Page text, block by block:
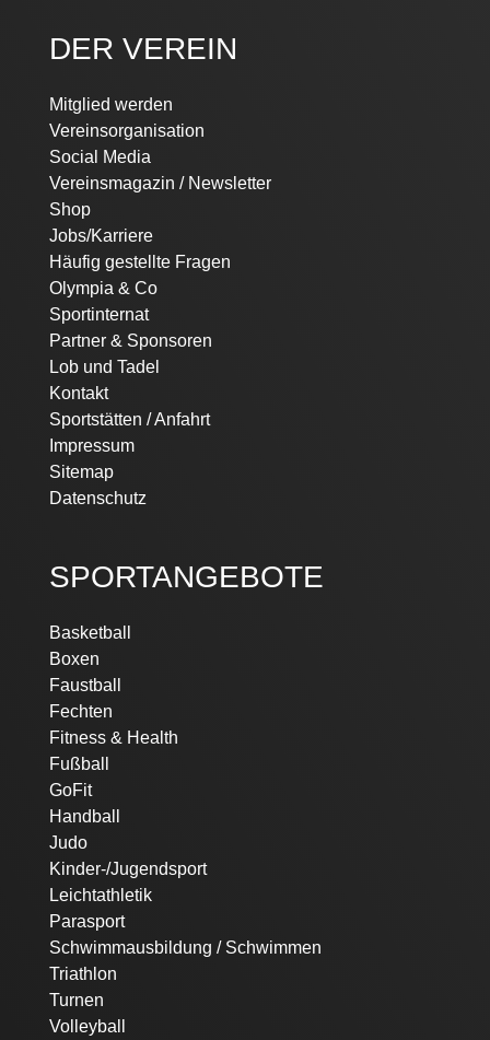
DER VEREIN
Navigation
überspringen
Mitglied werden
Vereinsorganisation
Social Media
Vereinsmagazin / Newsletter
Shop
Jobs/Karriere
Häufig gestellte Fragen
Olympia & Co
Sportinternat
Partner & Sponsoren
Lob und Tadel
Kontakt
Sportstätten / Anfahrt
Impressum
Sitemap
Datenschutz
SPORTANGEBOTE
Navigation
überspringen
Basketball
Boxen
Faustball
Fechten
Fitness & Health
Fußball
GoFit
Handball
Judo
Kinder-/Jugendsport
Leichtathletik
Parasport
Schwimmausbildung / Schwimmen
Triathlon
Turnen
Volleyball